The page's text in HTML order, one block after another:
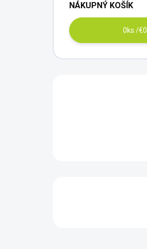
NÁKUPNÝ KOŠÍK
0ks /€0